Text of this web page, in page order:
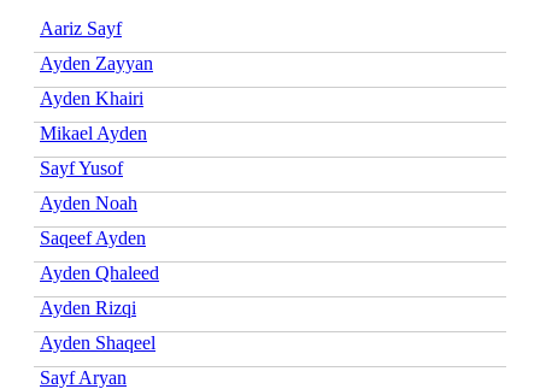
Aariz Sayf
Ayden Zayyan
Ayden Khairi
Mikael Ayden
Sayf Yusof
Ayden Noah
Saqeef Ayden
Ayden Qhaleed
Ayden Rizqi
Ayden Shaqeel
Sayf Aryan